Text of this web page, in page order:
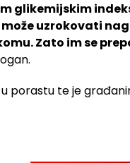
glikemijskim
uzrokovati
Zato im se
porastu te je